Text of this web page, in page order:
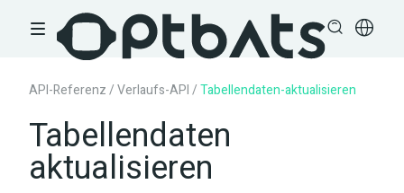
API-Referenz/Verlaufs-API/Tabellendaten-aktualisieren
Tabellendaten
aktualisieren